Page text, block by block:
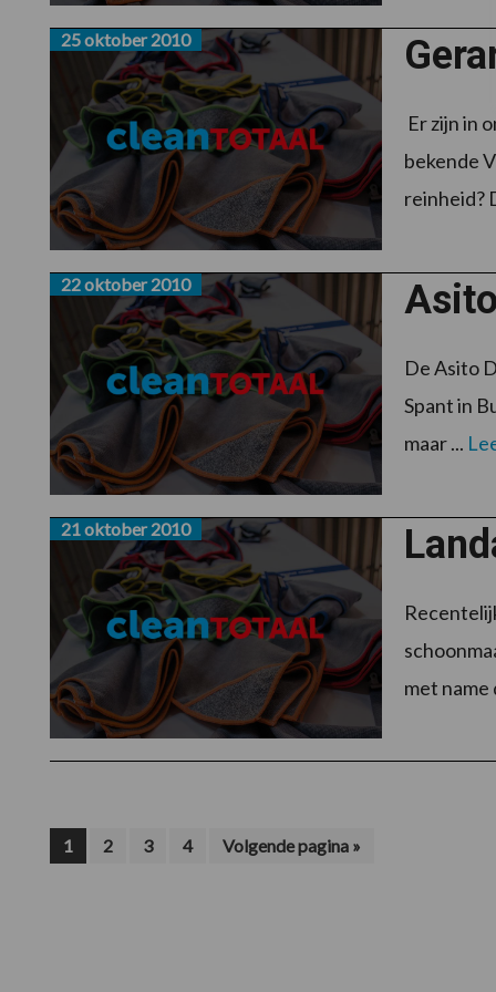
25 oktober 2010
Er zijn in
bekende
reinheid?
22 oktober 2010
De Asito
Spant in
maar ...
21 oktober 2010
met name
Pagina
1 Pagina
2 Pagina
3 Pagina
4
Ga
naar
Volgende pagina »